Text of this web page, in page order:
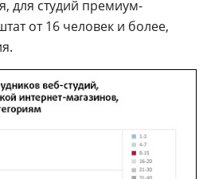
для студий премиум-
от 16 человек и более,